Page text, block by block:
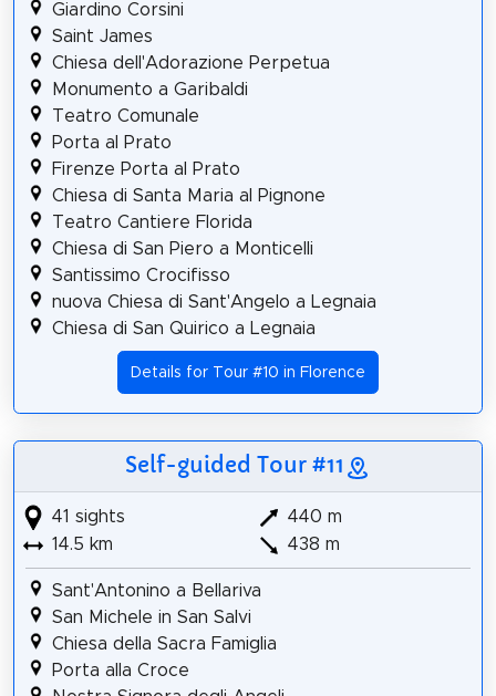
Giardino Corsini
Saint James
Chiesa dell'Adorazione Perpetua
Monumento a Garibaldi
Teatro Comunale
Porta al Prato
Firenze Porta al Prato
Chiesa di Santa Maria al Pignone
Teatro Cantiere Florida
Chiesa di San Piero a Monticelli
Santissimo Crocifisso
nuova Chiesa di Sant'Angelo a Legnaia
Chiesa di San Quirico a Legnaia
Details for Tour #10 in Florence
Self-guided Tour #11
41 sights
14.5 km
440 m
438 m
Sant'Antonino a Bellariva
San Michele in San Salvi
Chiesa della Sacra Famiglia
Porta alla Croce